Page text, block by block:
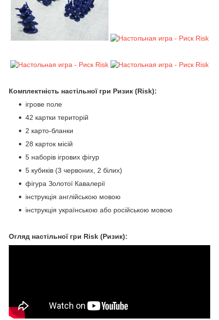
Комплектність настільної гри Ризик (Risk):
ігрове поле
42 картки територій
2 карто-бланки
28 карток місій
5 наборів ігрових фігур
5 кубиків (3 червоних, 2 білих)
фігура Золотої Кавалерії
інструкція англійською мовою
інструкція українською або російською мовою
Огляд настільної гри Risk (Ризик):